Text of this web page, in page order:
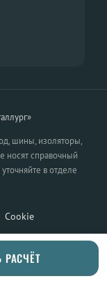
шины, изоляторы,
носят справочный
в отделе
Cookie
РАСЧЁТ